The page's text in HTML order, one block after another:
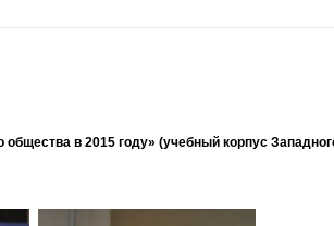
в 2015 году» (учебный корпус